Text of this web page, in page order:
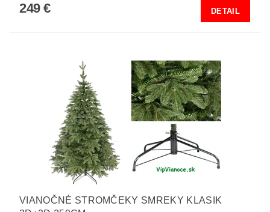
249 € DETAIL
VIANOČNÉ STROMČEKY SMREKY KLASIK